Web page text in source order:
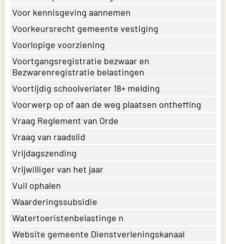
Voor kennisgeving aannemen
Voorkeursrecht gemeente vestiging
Voorlopige voorziening
Voortgangsregistratie bezwaar en
Bezwarenregistratie belastingen
Voortijdig schoolverlater 18+ melding
Voorwerp op of aan de weg plaatsen ontheffing
Vraag Reglement van Orde
Vraag van raadslid
Vrijdagszending
Vrijwilliger van het jaar
Vuil ophalen
Waarderingssubsidie
Watertoeristenbelastinge n
Website gemeente Dienstverleningskanaal